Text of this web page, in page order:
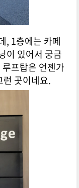
, 1층에는 카페
이 있어서 궁금
프탑은 언젠가
런 곳이네요.